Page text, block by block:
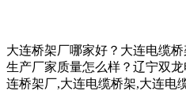
大连桥架厂哪家好？大连电缆
生产厂家质量怎么样？辽宁双
连桥架厂,大连电缆桥架,大连电